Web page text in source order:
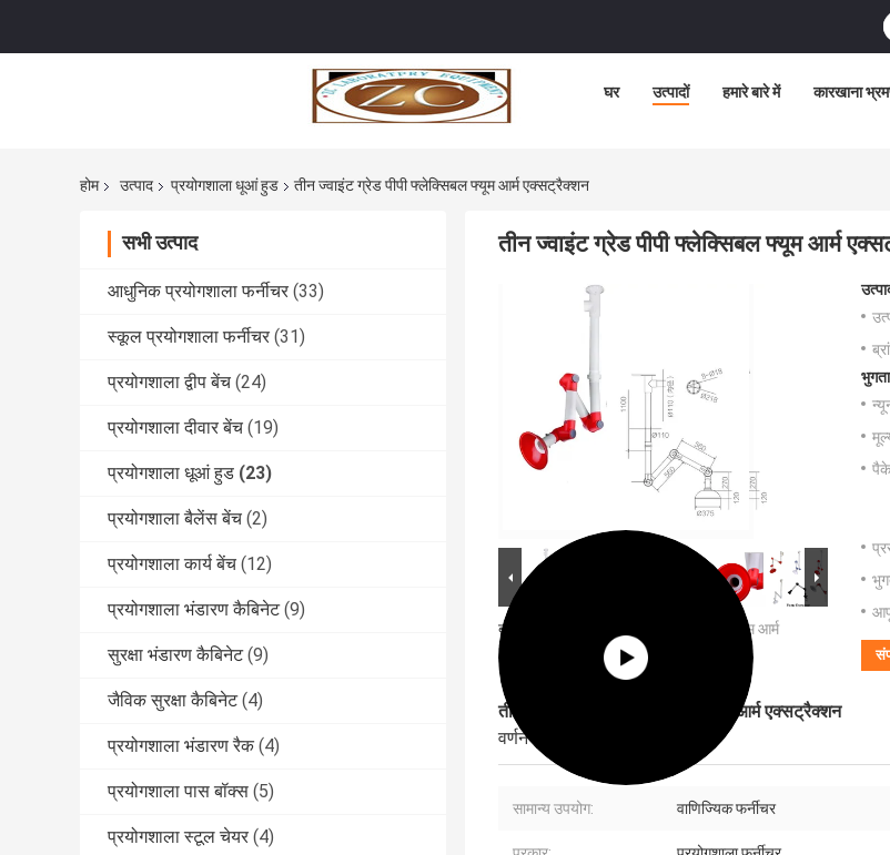
घर उत्पादों हमारे बारे में कारखाना
होम उत्पाद प्रयोगशाला धूआं हुड तीन ज्वाइंट ग्रेड पीपी फ्लेक्सिबल फ्यूम आर्म एक्सट्रैक्शन
सभी उत्पाद
आधुनिक प्रयोगशाला फर्नीचर (33)
स्कूल प्रयोगशाला फर्नीचर (31)
प्रयोगशाला द्वीप बेंच (24)
प्रयोगशाला दीवार बेंच (19)
प्रयोगशाला धूआं हुड (23)
प्रयोगशाला बैलेंस बेंच (2)
प्रयोगशाला कार्य बेंच (12)
प्रयोगशाला भंडारण कैबिनेट (9)
सुरक्षा भंडारण कैबिनेट (9)
जैविक सुरक्षा कैबिनेट (4)
प्रयोगशाला भंडारण रैक (4)
प्रयोगशाला पास बॉक्स (5)
प्रयोगशाला स्टूल चेयर (4)
तीन ज्वाइंट ग्रेड पीपी फ्लेक्सिबल फ्यूम आर्म
बड़ी छवि :
तीन ज्वाइंट ग्रेड पीपी फ्लेक्सिबल फ्यूम आर्म
एक्सट्रैक्शन
तीन ज्वाइंट ग्रेड पीपी फ्लेक्सिबल फ्यूम आर्म एक्सट्रैक्शन
वर्णन
सामान्य उपयोग: वाणिज्यिक फर्नीचर